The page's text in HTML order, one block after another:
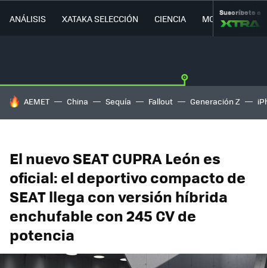
ANÁLISIS XATAKA SELECCIÓN CIENCIA MOVILIDAD
Suscríbete a
HOY SE HABLA DE
AEMET China Sequía Fallout Generación Z
El nuevo SEAT CUPRA León es
oficial: el deportivo compacto de
SEAT llega con versión híbrida
enchufable con 245 CV de
potencia